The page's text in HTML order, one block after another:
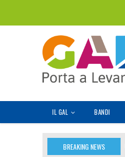
contenuto
MAIN
NAVIGATION
IL GAL BANDI
BREAKING NEWS